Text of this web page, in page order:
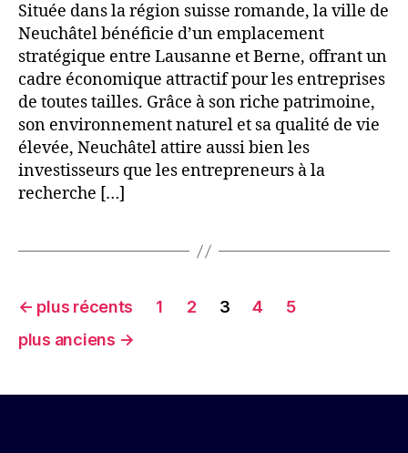
Située dans la région suisse romande, la ville de
Neuchâtel bénéficie d’un emplacement
stratégique entre Lausanne et Berne, offrant un
cadre économique attractif pour les entreprises
de toutes tailles. Grâce à son riche patrimoine,
son environnement naturel et sa qualité de vie
élevée, Neuchâtel attire aussi bien les
investisseurs que les entrepreneurs à la
recherche […]
Pagination
des
← plus récents 1 2 3 4
5
plus anciens →